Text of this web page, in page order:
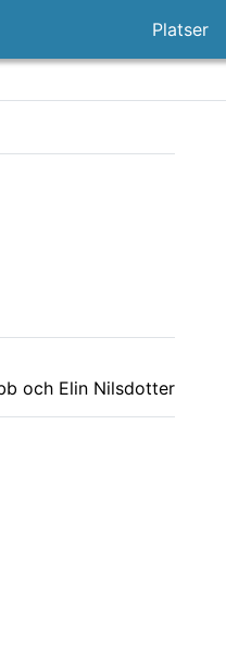
Platser
och Elin Nilsdotter